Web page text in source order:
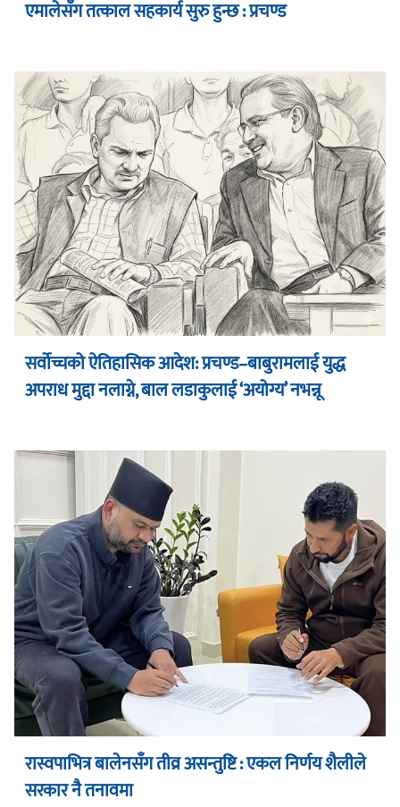
एमालेसँग तत्काल सहकार्य सुरु हुन्छ : प्रचण्ड
सर्वोच्चको ऐतिहासिक आदेश: प्रचण्ड–बाबुरामलाई युद्ध
अपराध मुद्दा नलाग्ने, बाल लडाकुलाई ‘अयोग्य’ नभन्नू
रास्वपाभित्र बालेनसँग तीव्र असन्तुष्टि : एकल निर्णय शैलीले
सरकार नै तनावमा